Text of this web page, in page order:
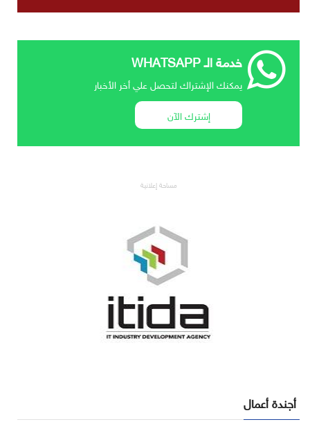
خدمة الـ WHATSAPP
يمكنك الإشتراك لتحصل علي أخر الأخبار
إشترك الآن
مساحة إعلانية
أجندة أعمال